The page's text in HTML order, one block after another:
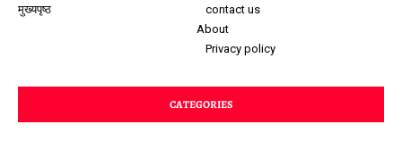
मुख्यपृष्ठ
contact us
About
Privacy policy
CATEGORIES